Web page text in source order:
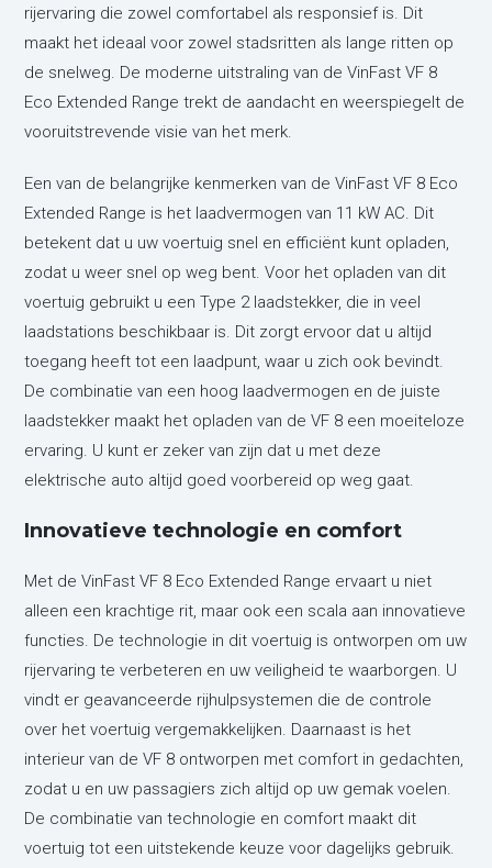
rijervaring die zowel comfortabel als responsief is. Dit
maakt het ideaal voor zowel stadsritten als lange ritten op
de snelweg. De moderne uitstraling van de VinFast VF 8
Eco Extended Range trekt de aandacht en weerspiegelt de
vooruitstrevende visie van het merk.
Een van de belangrijke kenmerken van de VinFast VF 8 Eco
Extended Range is het laadvermogen van 11 kW AC. Dit
betekent dat u uw voertuig snel en efficiënt kunt opladen,
zodat u weer snel op weg bent. Voor het opladen van dit
voertuig gebruikt u een Type 2 laadstekker, die in veel
laadstations beschikbaar is. Dit zorgt ervoor dat u altijd
toegang heeft tot een laadpunt, waar u zich ook bevindt.
De combinatie van een hoog laadvermogen en de juiste
laadstekker maakt het opladen van de VF 8 een moeiteloze
ervaring. U kunt er zeker van zijn dat u met deze
elektrische auto altijd goed voorbereid op weg gaat.
Innovatieve technologie en comfort
Met de VinFast VF 8 Eco Extended Range ervaart u niet
alleen een krachtige rit, maar ook een scala aan innovatieve
functies. De technologie in dit voertuig is ontworpen om uw
rijervaring te verbeteren en uw veiligheid te waarborgen. U
vindt er geavanceerde rijhulpsystemen die de controle
over het voertuig vergemakkelijken. Daarnaast is het
interieur van de VF 8 ontworpen met comfort in gedachten,
zodat u en uw passagiers zich altijd op uw gemak voelen.
De combinatie van technologie en comfort maakt dit
voertuig tot een uitstekende keuze voor dagelijks gebruik.